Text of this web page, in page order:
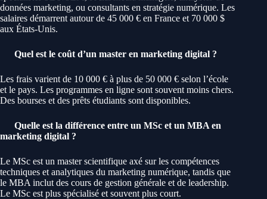
données marketing, ou consultants en stratégie numérique. Les
salaires démarrent autour de 45 000 € en France et 70 000 $
aux États-Unis.
Quel est le coût d’un master en marketing digital ?
Les frais varient de 10 000 € à plus de 50 000 € selon l’école
et le pays. Les programmes en ligne sont souvent moins chers.
Des bourses et des prêts étudiants sont disponibles.
Quelle est la différence entre un MSc et un MBA en
marketing digital ?
Le MSc est un master scientifique axé sur les compétences
techniques et analytiques du marketing numérique, tandis que
le MBA inclut des cours de gestion générale et de leadership.
Le MSc est plus spécialisé et souvent plus court.